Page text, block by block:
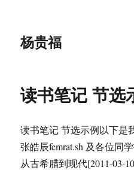
杨贵福
读书笔记 节选
读书笔记 节选示例以下是
张皓辰femrat.sh 及各位同
从古希腊到现代[2011-03-